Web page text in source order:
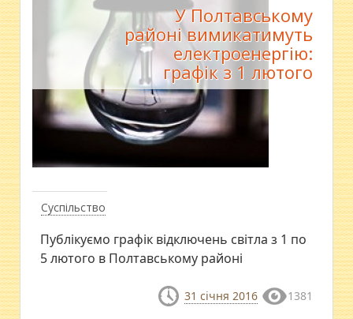
Суспільство
У Полтавському
районі вимикатимуть
електроенергію:
графік з 1 лютого
Публікуємо графік відключень світла з 1 по
5 лютого в Полтавському районі
31 січня 2016 1381